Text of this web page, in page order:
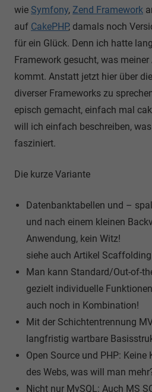
wie Symfony, Zend Framework
auf CakePHP, damals noch
für ein Glück. Denn ich hatte
Framework gesucht, was
kommt. Anstatt jetzt hier über
diverser Frameworks zu
episch gemacht, einfach mal
will ich einfach beschreiben,
fasziniert.
Die kurze Variante
Datenbanktabellen und –
und nach einem kleinen
Anwendung, kein Witz!
siehe auch Artikel
Man kann Standard/Out-of-
gezielt individuelle
auch noch in Kombination!
Mit der Schichtentrennung
langfristig wartbare
Open Source und PHP: Keine
des Webs, was will man
Nicht nur MySQL: Auch MS